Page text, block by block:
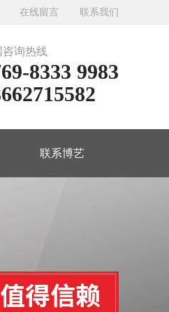
在线留言 联系我们
咨询热线
8333 9983
联系博艺